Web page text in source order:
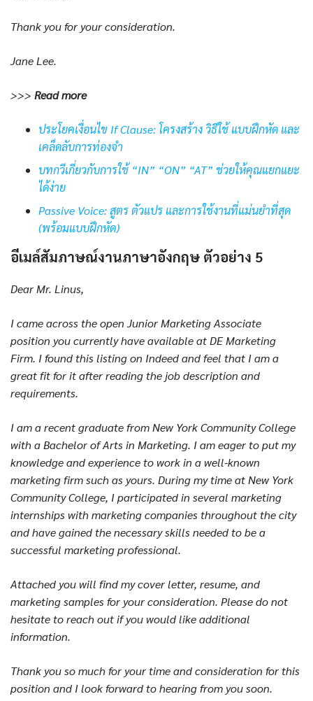
Thank you for your consideration.
Jane Lee.
>>> Read more
ประโยคเงื่อนไข If Clause: โครงสร้าง วิธีใช้ แบบฝึกหัด และ
เคล็ดลับการท่องจำ
บทกวีเกี่ยวกับการใช้ “IN” “ON” “AT” ช่วยให้คุณแยกแยะ
ได้ง่าย
Passive Voice: สูตร ตัวแปรและการใช้งานที่แม่นยำที่สุด
(พร้อมแบบฝึกหัด)
อีเมล์สัมภาษณ์งานภาษาอังกฤษ ตัวอย่าง 5
Dear Mr. Linus,
I came across the open Junior Marketing Associate
position you currently have available at DE Marketing
Firm. I found this listing on Indeed and feel that I am a
great fit for it after reading the job description and
requirements.
I am a recent graduate from New York Community College
with a Bachelor of Arts in Marketing. I am eager to put my
knowledge and experience to work in a well-known
marketing firm such as yours. During my time at New York
Community College, I participated in several marketing
internships with marketing companies throughout the city
and have gained the necessary skills needed to be a
successful marketing professional.
Attached you will find my cover letter, resume, and
marketing samples for your consideration. Please do not
hesitate to reach out if you would like additional
information.
Thank you so much for your time and consideration for this
position and I look forward to hearing from you soon.